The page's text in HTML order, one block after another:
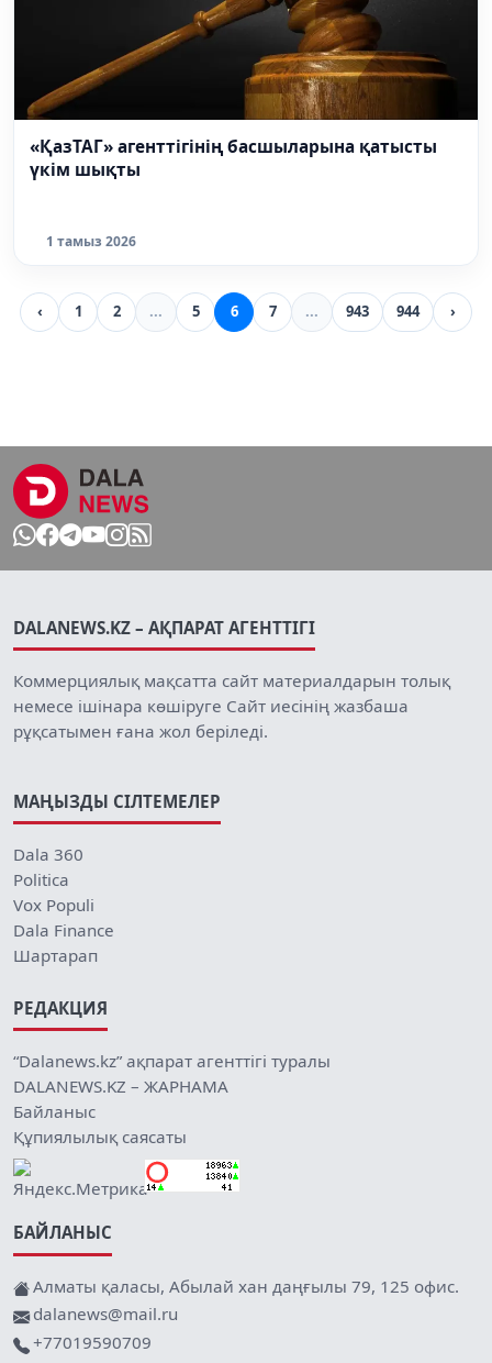
«ҚазТАГ» агенттігінің басшыларына қатысты
үкім шықты
1 тамыз 2026
‹ 1 2 ... 5 6 7 ... 943 944 ›
DALANEWS.KZ – АҚПАРАТ АГЕНТТІГІ
Коммерциялық мақсатта сайт материалдарын толық
немесе ішінара көшіруге Сайт иесінің жазбаша
рұқсатымен ғана жол беріледі.
МАҢЫЗДЫ СІЛТЕМЕЛЕР
Dala 360
Politica
Vox Populi
Dala Finance
Шартарап
РЕДАКЦИЯ
“Dalanews.kz” ақпарат агенттігі туралы
DALANEWS.KZ – ЖАРНАМА
Байланыс
Құпиялылық саясаты
БАЙЛАНЫС
Алматы қаласы, Абылай хан даңғылы 79, 125 офис.
dalanews@mail.ru
+77019590709